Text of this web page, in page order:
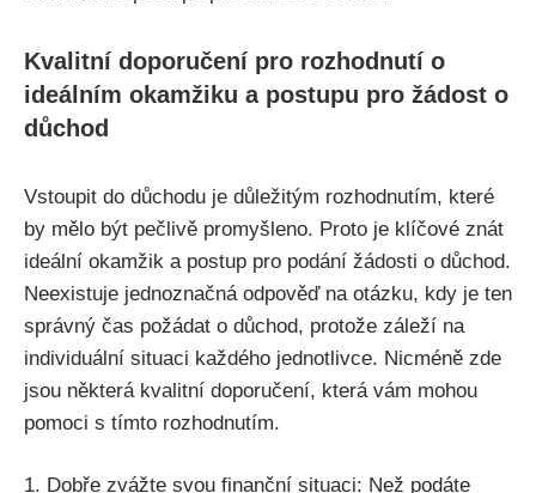
Kvalitní doporučení pro rozhodnutí o
ideálním okamžiku a postupu pro žádost o
důchod
Vstoupit do důchodu je důležitým rozhodnutím, které
by mělo být pečlivě promyšleno. Proto je klíčové znát
ideální okamžik a postup pro podání žádosti o důchod.
Neexistuje jednoznačná odpověď na otázku, kdy je ten
správný čas požádat o důchod, protože záleží na
individuální situaci každého jednotlivce. Nicméně zde
jsou některá kvalitní doporučení, která vám mohou
pomoci s tímto rozhodnutím.
1. Dobře zvážte svou finanční situaci: Než podáte